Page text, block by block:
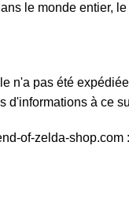
le monde entier,
n'a pas été
d'informations à ce
of-zelda-